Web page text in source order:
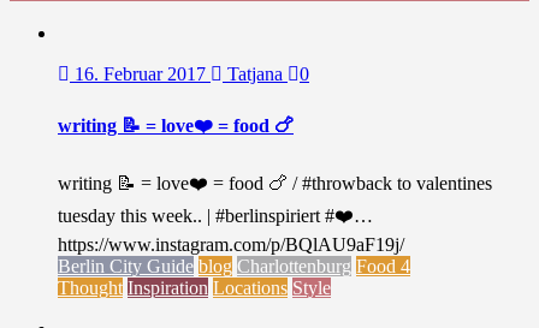
16. Februar 2017 Tatjana 0
writing 📝 = love❤️ = food 🍗
writing 📝 = love❤️ = food 🍗 / #throwback to valentines
tuesday this week.. | #berlinspiriert #❤️…
https://www.instagram.com/p/BQlAU9aF19j/
Berlin City Guide blog Charlottenburg Food 4
Thought Inspiration Locations Style